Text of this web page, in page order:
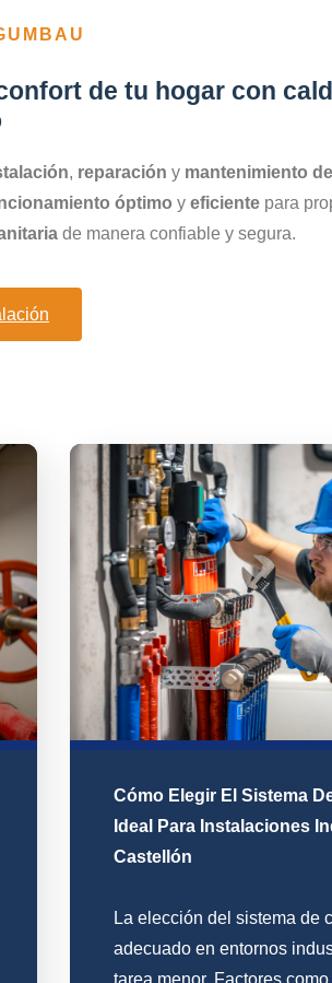
de tu hogar con
, reparación y mantenimiento
óptimo y eficiente para
de manera confiable y segura.
Cómo Elegir El Sistema
Ideal Para Instalaciones
Castellón
La elección del sistema de
adecuado en entornos
tarea menor. Factores